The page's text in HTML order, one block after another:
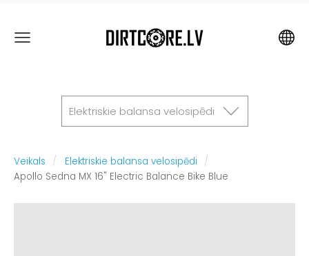
Elektriskie balansa velosipēdi
Veikals
Elektriskie balansa velosipēdi
Apollo Sedna MX 16" Electric Balance Bike Blue